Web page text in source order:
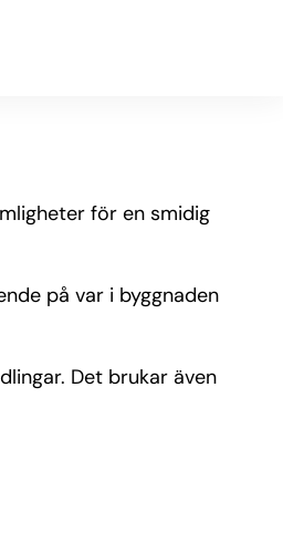
för en smidig
på var i byggnaden
Det brukar även